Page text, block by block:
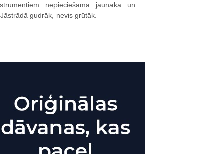
nepieciešama jaunāka un
gudrāk, nevis grūtāk.